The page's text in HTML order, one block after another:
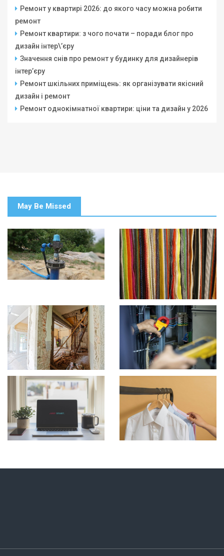
Ремонт у квартирі 2026: до якого часу можна робити
ремонт
Ремонт квартири: з чого почати – поради блог про
дизайн інтер\’єру
Значення снів про ремонт у будинку для дизайнерів
інтер’єру
Ремонт шкільних приміщень: як організувати якісний
дизайн і ремонт
Ремонт однокімнатної квартири: ціни та дизайн у 2026
May Be Missed